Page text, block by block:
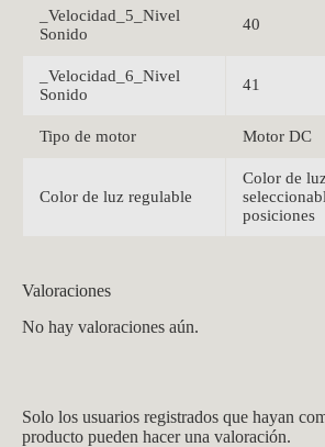
_Velocidad_5_Nivel
Sonido
40
_Velocidad_6_Nivel
Sonido
41
Tipo de motor Motor DC
Color de luz regulable
Color de
posiciones
Valoraciones
No hay valoraciones aún.
Solo los usuarios registrados que hayan
producto pueden hacer una valoración.